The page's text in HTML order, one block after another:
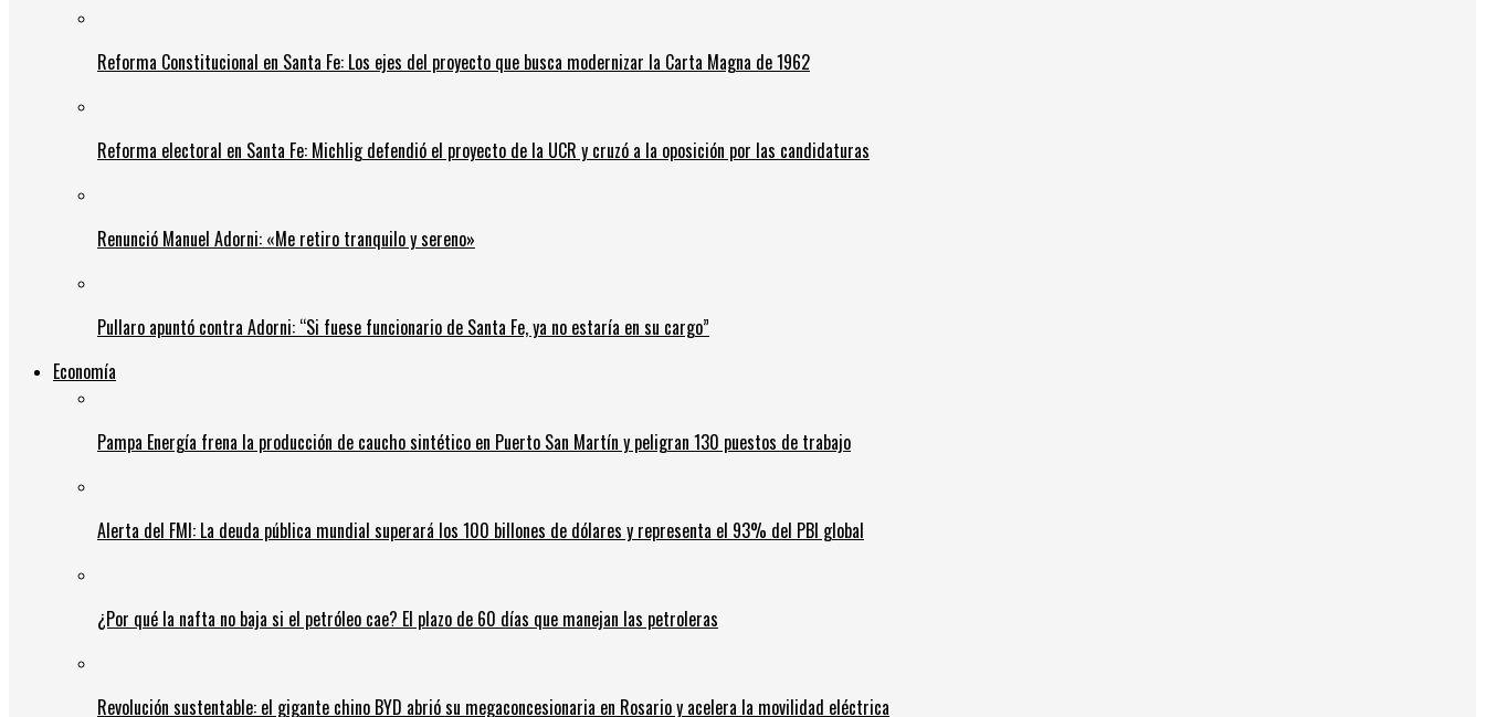
Reforma Constitucional en Santa Fe: Los ejes del proyecto que busca modernizar la Carta Magna de 1962
Reforma electoral en Santa Fe: Michlig defendió el proyecto de la UCR y cruzó a la oposición por las candidaturas
Renunció Manuel Adorni: «Me retiro tranquilo y sereno»
Pullaro apuntó contra Adorni: “Si fuese funcionario de Santa Fe, ya no estaría en su cargo”
Economía
Pampa Energía frena la producción de caucho sintético en Puerto San Martín y peligran 130 puestos de trabajo
Alerta del FMI: La deuda pública mundial superará los 100 billones de dólares y representa el 93% del PBI global
¿Por qué la nafta no baja si el petróleo cae? El plazo de 60 días que manejan las petroleras
Revolución sustentable: el gigante chino BYD abrió su megaconcesionaria en Rosario y acelera la movilidad eléctrica